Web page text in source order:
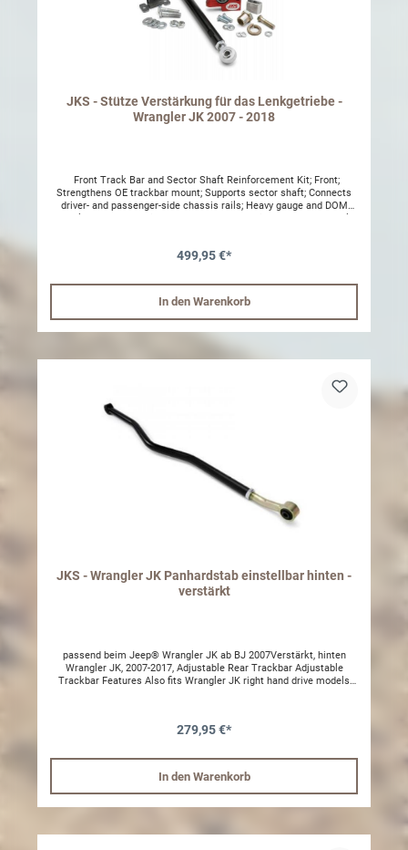
JKS - Stütze Verstärkung für das Lenkgetriebe -
Wrangler JK 2007 - 2018
Front Track Bar and Sector Shaft Reinforcement Kit; Front;
Strengthens OE trackbar mount; Supports sector shaft; Connects
driver- and passenger-side chassis rails; Heavy gauge and DOM
bar and steering box are not reinforced. The chassis can only flex
the chassis is particularly vulnerable to extreme forces. Crank on
the steering wheel too hard and you risk tearing the OE mount
completely off of the frame.Unfortunately, the output shaft on the
steering box is even more troublesome. The internal bearings that
support the shaft are poorly positioned and low-quality causing
clunk noise and excessive play in the steering wheel. And since the
entire assembly. Heavy-duty bracket strengthens and supports
accommodate large tires and hydraulic assist steeringHeavy-duty
bearing fixture stabilizes and supports steering box output shaft to
prevent failureExternal bearing supports sector shaft below pitman
arm for double-shear strengthHeavy-duty tubular support strut
connects left and right side of chassis togetherDramatically
improves steering responsiveness for greater control, handling and
Rubicon Express, Rock Krawler and Synergy track bars. Not
compatible with frame-mounted track bar drop brackets. Not
499,95 €*
In den Warenkorb
JKS - Wrangler JK Panhardstab einstellbar hinten -
verstärkt
passend beim Jeep® Wrangler JK ab BJ 2007Verstärkt, hinten
Wrangler JK, 2007-2017, Adjustable Rear Trackbar Adjustable
Trackbar Features Also fits Wrangler JK right hand drive models
threads enable ultra precise axle positioning Extremely strong DOM
clearance Premium grade rubber bushings ensure long-lasting
comfort and quietness Zinc plated and powder coated for
protection from corrosion and debris Save Your Knuckles! Pick Up
One Of Our Speciality Wrenches 1 Requires 0 to 6.0 in. suspension
lift.2 Rear Trackbar Brace [JKS PN: OGS169] is strongly
Brace fits Left Hand Drive Models Only.
279,95 €*
In den Warenkorb